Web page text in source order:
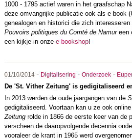
1000 - 1795 actief waren in het graafschap
deze omvangrijke publicatie ook als e-book
genealogen en historici die zich
Pouvoirs politiques du Comté de Namureen
een kijkje in onze e-bookshop!
01/10/2014- Digitalisering - Onderzoek-
De 'St. Vither Zeitung' is gedigitaliseerd
In 2013 werden de oude jaargangen van de
gedigitaliseerd. Voortaan kan u ze ook
Zeitungrolde in 1866 de eerste keer van de
verscheen de daaropvolgende decennia
vooraleer de krant in 1965 werd